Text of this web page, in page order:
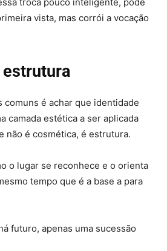
vista, mas corrói a vocação
estrutura
comuns é achar que identidade
camada estética a ser aplicada
não é cosmética, é estrutura.
o lugar se reconhece e o orienta
tempo que é a base a para
futuro, apenas uma sucessão